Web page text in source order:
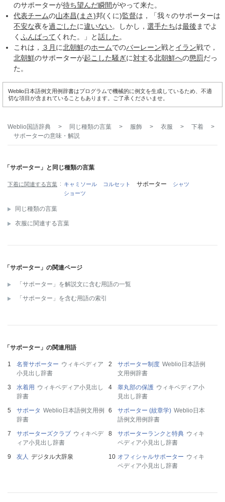
のサポーターが待ち望んだ瞬間がやって来た。
代表チームの山本昌(まさ)邦(くに)監督は，「我々のサポーターは
不安な夜を過ごしたに違いない。しかし，選手たちは最後までよ
くふんばって くれた。」と話した。
これは， ３月 に北朝鮮のホームでのバーレーン戦と イラン戦で，
北朝鮮のサポーターが起こした騒ぎに対する北朝鮮への懲罰だっ
た。
Weblio日本語例文用例辞書はプログラムで機械的に例文を生成しているため、不適
切な項目が含まれていることもあります。ご了承くださいませ。
Weblio国語辞典 > 同じ種類の言葉 > 服飾 > 衣服 > 下着
>
サポーターの意味・解説
「サポーター」と同じ種類の言葉
下着に関連する言葉 キャミソール コルセット サポーター
シャツ
ショーツ
同じ種類の言葉
衣服に関連する言葉
「サポーター」の関連ページ
「サポーター」を解説文に含む用語の一覧
「サポーター」を含む用語の索引
「サポーター」の関連用語
名誉サポーター ウィキペディア
小見出し辞書
サポーター制度 Weblio日本語例
文用例辞書
水着用 ウィキペディア小見出し
辞書
睾丸部の保護 ウィキペディア小
見出し辞書
サポータ Weblio日本語例文用例
辞書
サポーター (紋章学) Weblio日本
語例文用例辞書
サポーターズクラブ ウィキペデ
ィア小見出し辞書
サポーターランクと特典 ウィキ
ペディア小見出し辞書
友人 デジタル大辞泉 オフィシャルサポーター ウィキ
ペディア小見出し辞書